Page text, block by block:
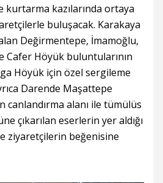
kazılarında ortaya
buluşacak. Karakaya
Değirmentepe, İmamoğlu,
Cafer Höyük buluntularının
Höyük için özel sergileme
Darende Maşattepe
canlandırma alanı ile tümülüs
çıkarılan eserlerin yer aldığı
ziyaretçilerin beğenisine